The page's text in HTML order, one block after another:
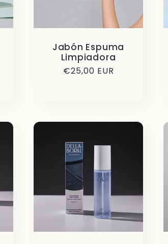
Jabón Espuma
Limpiadora
Precio
€25,00 EUR